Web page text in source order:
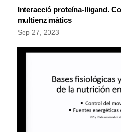
Interacció proteína-lligand.
multienzimàtics
Sep 27, 2023